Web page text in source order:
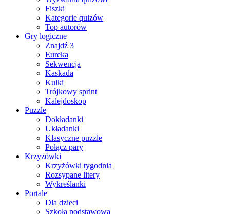
Fiszki
Kategorie quizów
Top autorów
Gry logiczne
Znajdź 3
Eureka
Sekwencja
Kaskada
Kulki
Trójkowy sprint
Kalejdoskop
Puzzle
Dokładanki
Układanki
Klasyczne puzzle
Połącz pary
Krzyżówki
Krzyżówki tygodnia
Rozsypane litery
Wykreślanki
Portale
Dla dzieci
Szkoła podstawowa